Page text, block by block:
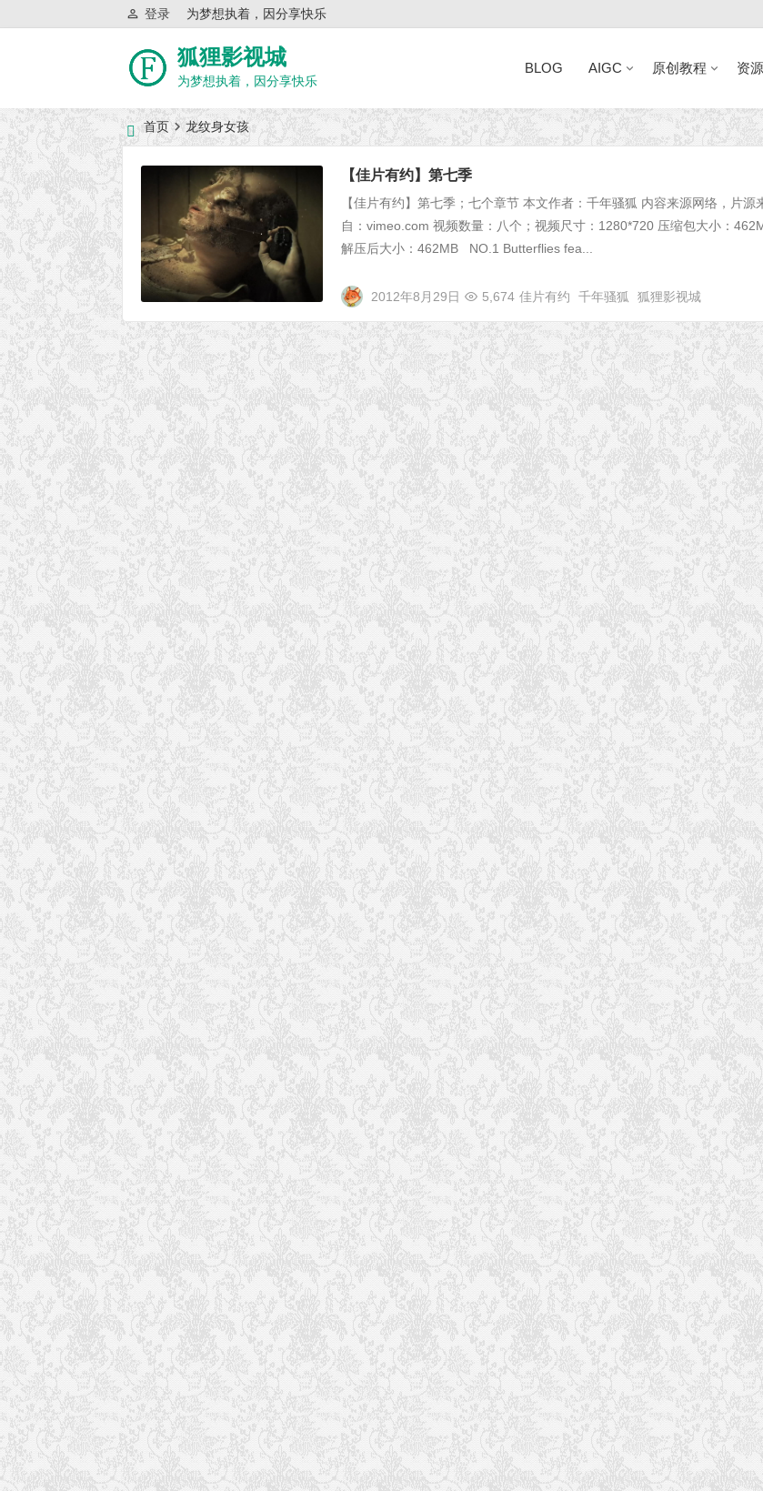
为梦想执着，因分享快乐
登录
狐狸影视城
为梦想执着，因分享快乐
BLOG AIGC 原创教程 资
首页 龙纹身女孩
【佳片有约】第七季
【佳片有约】第七季；七个章节 本文作者：千年骚狐 内容来源网络，片源
自：vimeo.com 视频数量：八个；视频尺寸：1280*720 压缩包大小：
解压后大小：462MB NO.1 Butterflies fea...
2012年8月29日 5,674 佳片有约 千年骚狐 狐狸影视城
近日网站访问异常公告